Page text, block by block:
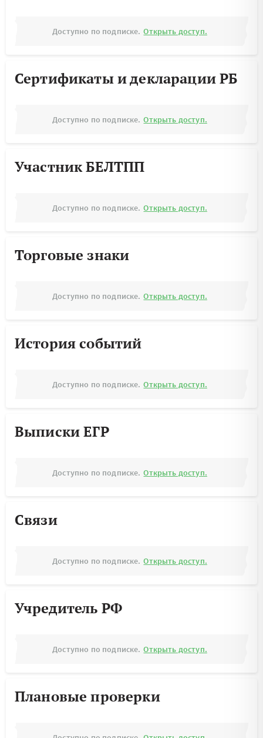
Доступно по подписке. Открыть доступ.
Сертификаты и декларации РБ
Доступно по подписке. Открыть доступ.
Участник БЕЛТПП
Доступно по подписке. Открыть доступ.
Торговые знаки
Доступно по подписке. Открыть доступ.
История событий
Доступно по подписке. Открыть доступ.
Выписки ЕГР
Доступно по подписке. Открыть доступ.
Связи
Доступно по подписке. Открыть доступ.
Учредитель РФ
Доступно по подписке. Открыть доступ.
Плановые проверки